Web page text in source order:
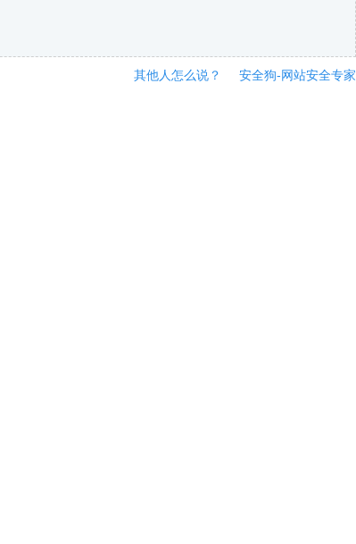
其他人怎么说？ 安全狗-网站安全专家